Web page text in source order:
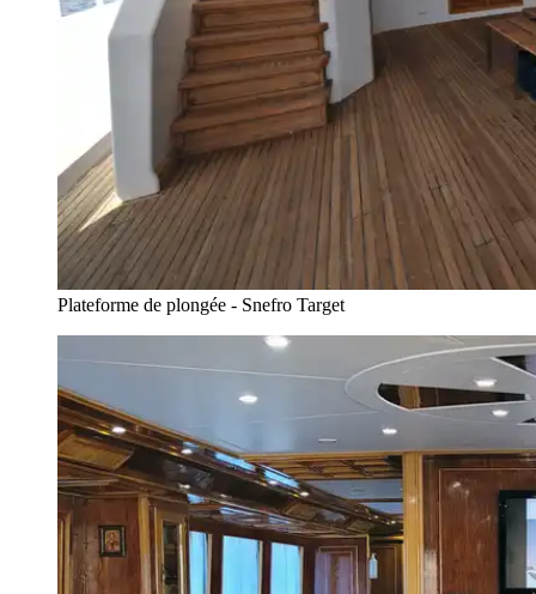
Plateforme de plongée - Snefro Target